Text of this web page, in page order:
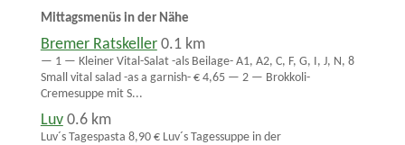
Mittagsmenüs in der Nähe
Bremer Ratskeller 0.1 km
— 1 — Kleiner Vital-Salat -als Beilage- A1, A2, C, F, G, I, J, N, 8
Small vital salad -as a garnish- € 4,65 — 2 — Brokkoli-
Cremesuppe mit S...
Luv 0.6 km
Luv´s Tagespasta 8,90 € Luv´s Tagessuppe in der